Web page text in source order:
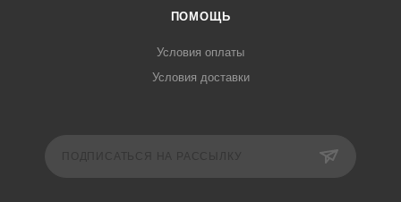
ПОМОЩЬ
Условия оплаты
Условия доставки